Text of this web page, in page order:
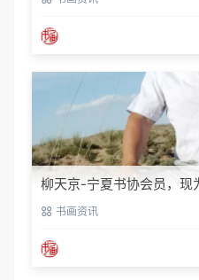
柳天京-宁夏书协会员，现
书画资讯